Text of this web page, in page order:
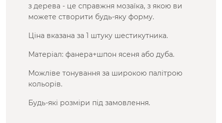
з дерева - це справжня мозаїка, з якою ви
можете створити будь-яку форму.
Ціна вказана за 1 штуку шестикутника.
Матеріал: фанера+шпон ясеня або дуба.
Можліве тонування за широкою палітрою
кольорів.
Будь-які розміри під замовлення.